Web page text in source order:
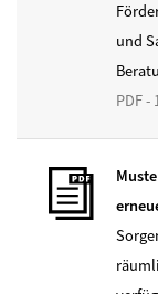
und
PDF -